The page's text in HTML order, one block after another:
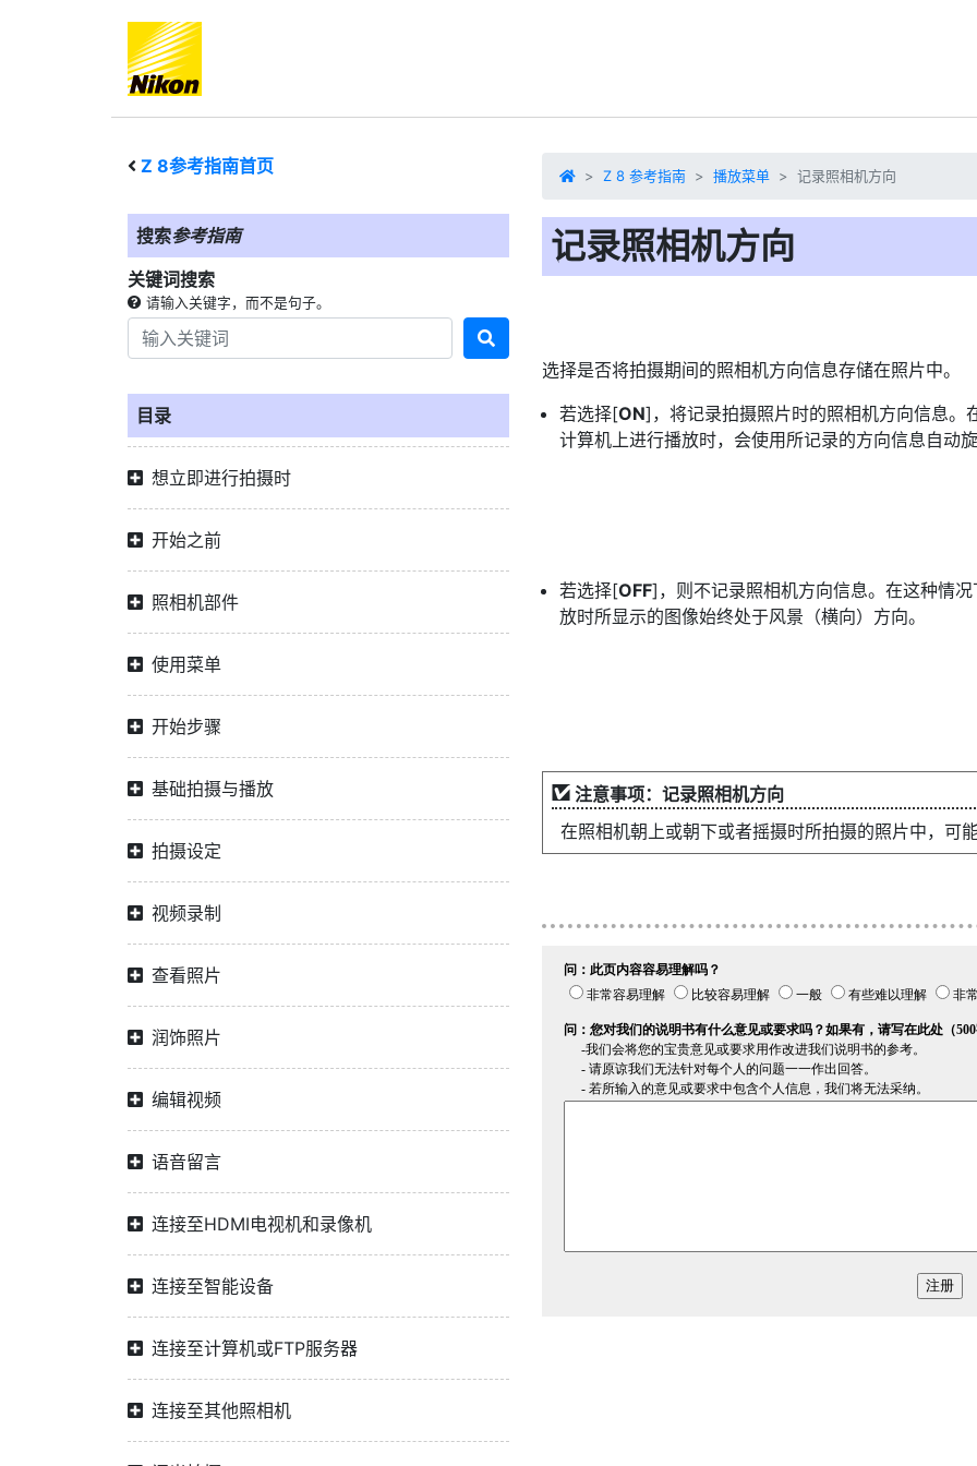
Z 8参考指南首页
搜索参考指南
关键词搜索
请输入关键字，而不是句子。
目录
想立即进行拍摄时
开始之前
照相机部件
使用菜单
开始步骤
基础拍摄与播放
拍摄设定
视频录制
查看照片
润饰照片
编辑视频
语音留言
连接至HDMI电视机和录像机
连接至智能设备
连接至计算机或FTP服务器
连接至其他照相机
Z 8 参考指南 播放菜单 记录照相机方向
记录照相机方向
选择是否将拍摄期间的照相机方向信息存储在照片中。
若选择[ON]，将记录拍摄照片时的照相机方向信息。
计算机上进行播放时，会使用所记录的方向信息自动
若选择[OFF]，则不记录照相机方向信息。在这种情
放时所显示的图像始终处于风景（横向）方向。
注意事项：记录照相机方向
在照相机朝上或朝下或者摇摄时所拍摄的照片中，可